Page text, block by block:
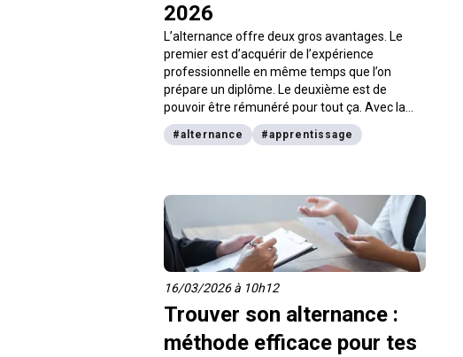
2026
L’alternance offre deux gros avantages. Le
premier est d’acquérir de l’expérience
professionnelle en même temps que l’on
prépare un diplôme. Le deuxième est de
pouvoir être rémunéré pour tout ça. Avec la
nouvelle hausse du SMIC de 2,41% au 1er juin
2026, quel est le salaire d’un apprenti en 2026
#alternance #apprentissage
16/03/2026 à 10h12
Trouver son alternance :
méthode efficace pour tes